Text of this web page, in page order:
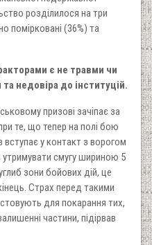
розділилося на три
помірковані (36%) та
є не травми чи
недовіра до інституцій.
призові зачіпає за
те, що тепер на полі бою
у контакт з ворогом
смугу шириною 5
зони бойових дій, це
Страх перед такими
для покарання тих,
частини, підірвав